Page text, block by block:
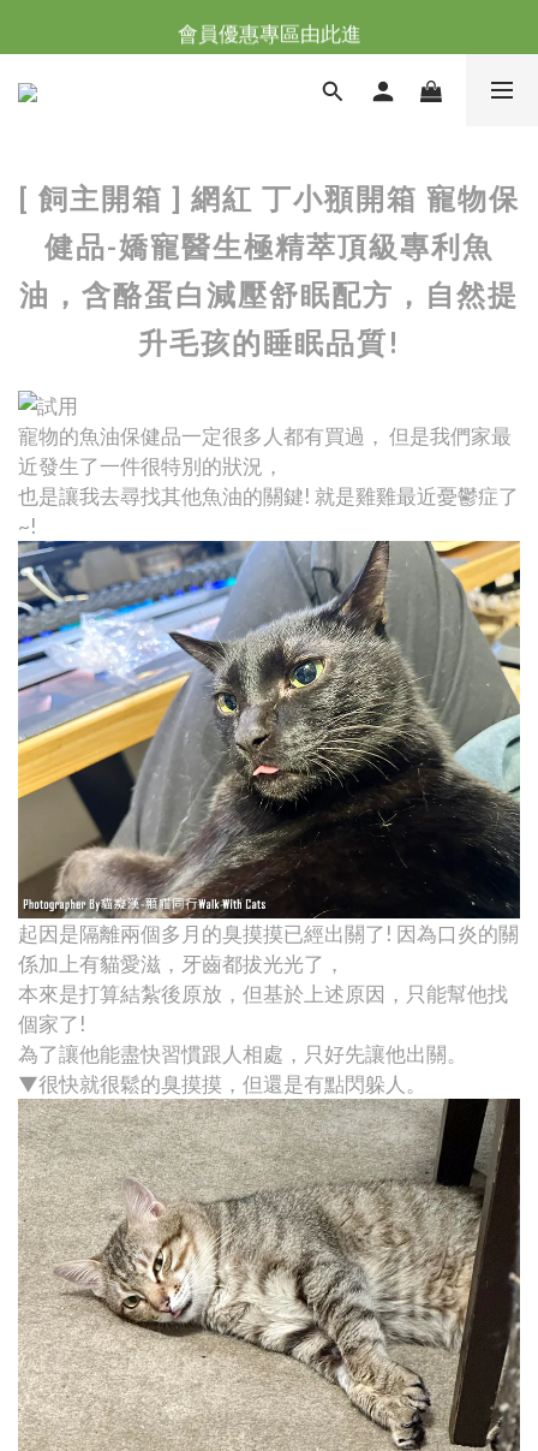
台灣滿NT$全館滿1200免運｜海外滿NT$3000免運
會員優惠專區由此進
台灣滿NT$全館滿1200免運｜海外滿NT$3000免運
[ 飼主開箱 ] 網紅 丁小頨開箱 寵物保
健品-嬌寵醫生極精萃頂級專利魚
油，含酪蛋白減壓舒眠配方，自然提
升毛孩的睡眠品質!
寵物的魚油保健品一定很多人都有買過， 但是我們家最
近發生了一件很特別的狀況，
也是讓我去尋找其他魚油的關鍵! 就是雞雞最近憂鬱症了
~!
起因是隔離兩個多月的臭摸摸已經出關了! 因為口炎的關
係加上有貓愛滋，牙齒都拔光光了，
本來是打算結紮後原放，但基於上述原因，只能幫他找
個家了!
為了讓他能盡快習慣跟人相處，只好先讓他出關。
▼很快就很鬆的臭摸摸，但還是有點閃躲人。